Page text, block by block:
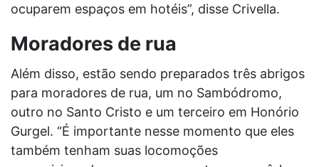
ocuparem espaços em hotéis”, disse Crivella.
Moradores de rua
Além disso, estão sendo preparados três abrigos
para moradores de rua, um no Sambódromo,
outro no Santo Cristo e um terceiro em Honório
Gurgel. “É importante nesse momento que eles
também tenham suas locomoções